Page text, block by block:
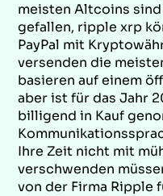
meisten Altcoins
gefallen, ripple xrp
PayPal mit
versenden die
basieren auf einem
aber ist für das Jahr
billigend in Kauf
Ihre Zeit nicht mit
verschwenden
von der Firma Ripple